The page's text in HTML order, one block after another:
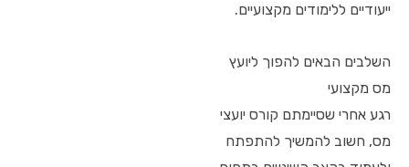
ייעודיים ללימודים מקצועיים.
השלבים הבאים להפוך ליועץ
מס מקצועי
רגע אחרי שסיימתם קורס יועצי
מס, חשוב להמשיך להתפתח